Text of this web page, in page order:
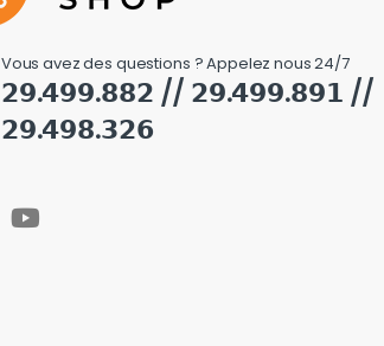
Vous avez des questions ? Appelez nous 24/7
𝟮𝟵.𝟰𝟵𝟵.𝟴𝟴𝟮 // 𝟮𝟵.𝟰𝟵𝟵.𝟴𝟵𝟭 //
𝟮𝟵.𝟰𝟵𝟴.𝟯𝟮𝟲